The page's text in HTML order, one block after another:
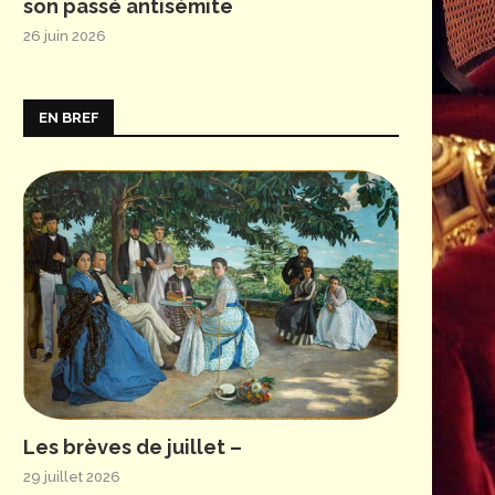
son passé antisémite
26 juin 2026
EN BREF
Les brèves de juillet –
29 juillet 2026